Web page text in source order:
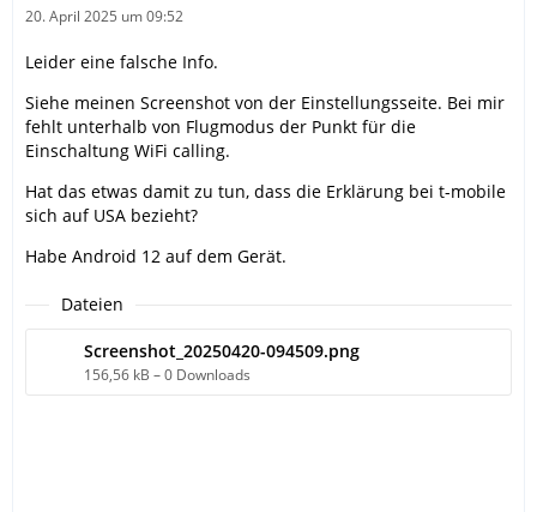
20. April 2025 um 09:52
Leider eine falsche Info.
Siehe meinen Screenshot von der Einstellungsseite. Bei mir
fehlt unterhalb von Flugmodus der Punkt für die
Einschaltung WiFi calling.
Hat das etwas damit zu tun, dass die Erklärung bei t-mobile
sich auf USA bezieht?
Habe Android 12 auf dem Gerät.
Dateien
Screenshot_20250420-094509.png
156,56 kB – 0 Downloads